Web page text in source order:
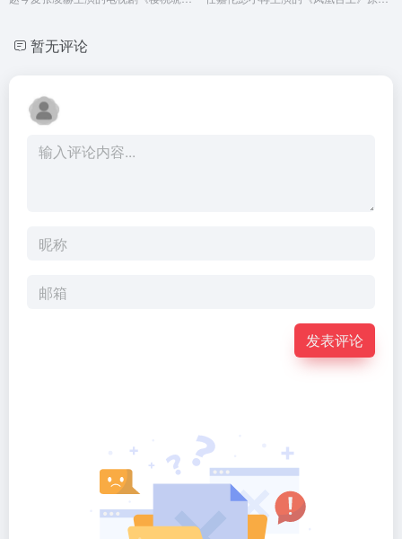
暂无评论
发表评论